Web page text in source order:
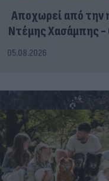
Αποχωρεί από την
Ντέμης Χασάμπης -
05.08.2026